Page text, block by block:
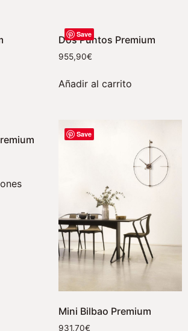
Save
Dos Puntos Premium
955,90€
Añadir al carrito
Save
Mini Bilbao Premium
931,70€